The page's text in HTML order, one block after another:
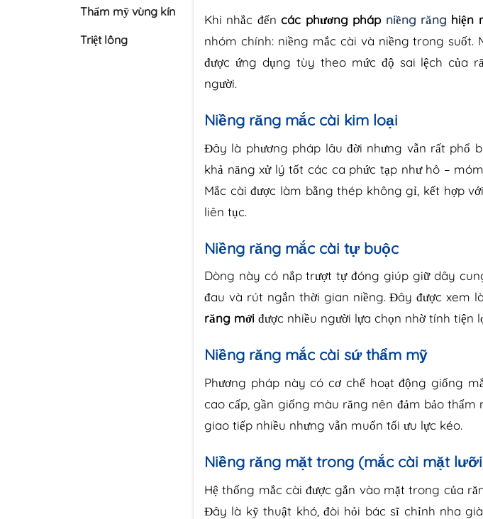
Thẩm mỹ vùng kín
Triệt lông
Khi nhắc đếncác phương pháp niềng răng hiện
nhóm chính: niềng mắc cài và niềng trong suốt.
được ứng dụng tùy theo mức độ sai lệch của
người.
Niềng răng mắc cài kim loại
Đây là phương pháp lâu đời nhưng vẫn rất phổ
khả năng xử lý tốt các ca phức tạp như hô –
Mắc cài được làm bằng thép không gỉ, kết hợp
liên tục.
Niềng răng mắc cài tự buộc
Dòng này có nắp trượt tự đóng giúp giữ dây
đau và rút ngắn thời gian niềng. Đây được xem
răng mới được nhiều người lựa chọn nhờ tính tiện
Niềng răng mắc cài sứ thẩm mỹ
Phương pháp này có cơ chế hoạt động giống
cao cấp, gần giống màu răng nên đảm bảo thẩm
giao tiếp nhiều nhưng vẫn muốn tối ưu lực kéo.
Niềng răng mặt trong (mắc cài mặt
Hệ thống mắc cài được gắn vào mặt trong của
Đây là kỹ thuật khó, đòi hỏi bác sĩ chỉnh nha